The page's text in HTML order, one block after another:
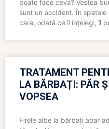
poate face ceva? Vestea
sunt un accident. În
care, odată ce îl înțelegi, îl
TRATAMENT
LA BĂRBAȚI: PĂR
VOPSEA
Firele albe la bărbați apar